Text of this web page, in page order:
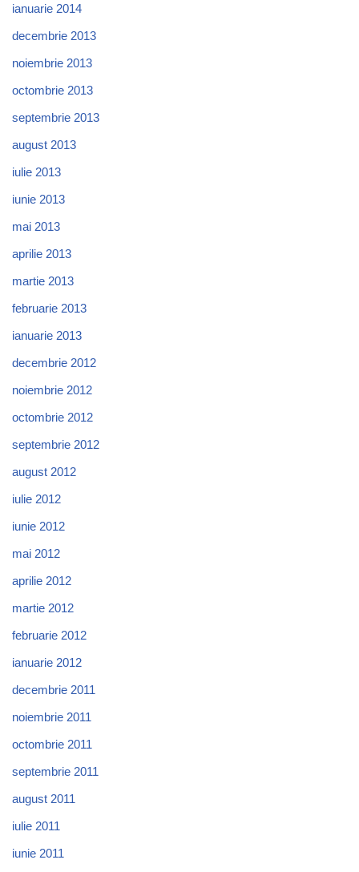
ianuarie 2014
decembrie 2013
noiembrie 2013
octombrie 2013
septembrie 2013
august 2013
iulie 2013
iunie 2013
mai 2013
aprilie 2013
martie 2013
februarie 2013
ianuarie 2013
decembrie 2012
noiembrie 2012
octombrie 2012
septembrie 2012
august 2012
iulie 2012
iunie 2012
mai 2012
aprilie 2012
martie 2012
februarie 2012
ianuarie 2012
decembrie 2011
noiembrie 2011
octombrie 2011
septembrie 2011
august 2011
iulie 2011
iunie 2011